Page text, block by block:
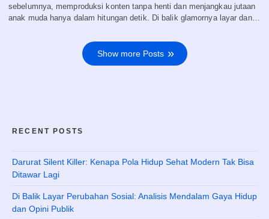
sebelumnya, memproduksi konten tanpa henti dan menjangkau jutaan
anak muda hanya dalam hitungan detik. Di balik glamornya layar dan…
Show more Posts
RECENT POSTS
Darurat Silent Killer: Kenapa Pola Hidup Sehat Modern Tak Bisa
Ditawar Lagi
Di Balik Layar Perubahan Sosial: Analisis Mendalam Gaya Hidup
dan Opini Publik